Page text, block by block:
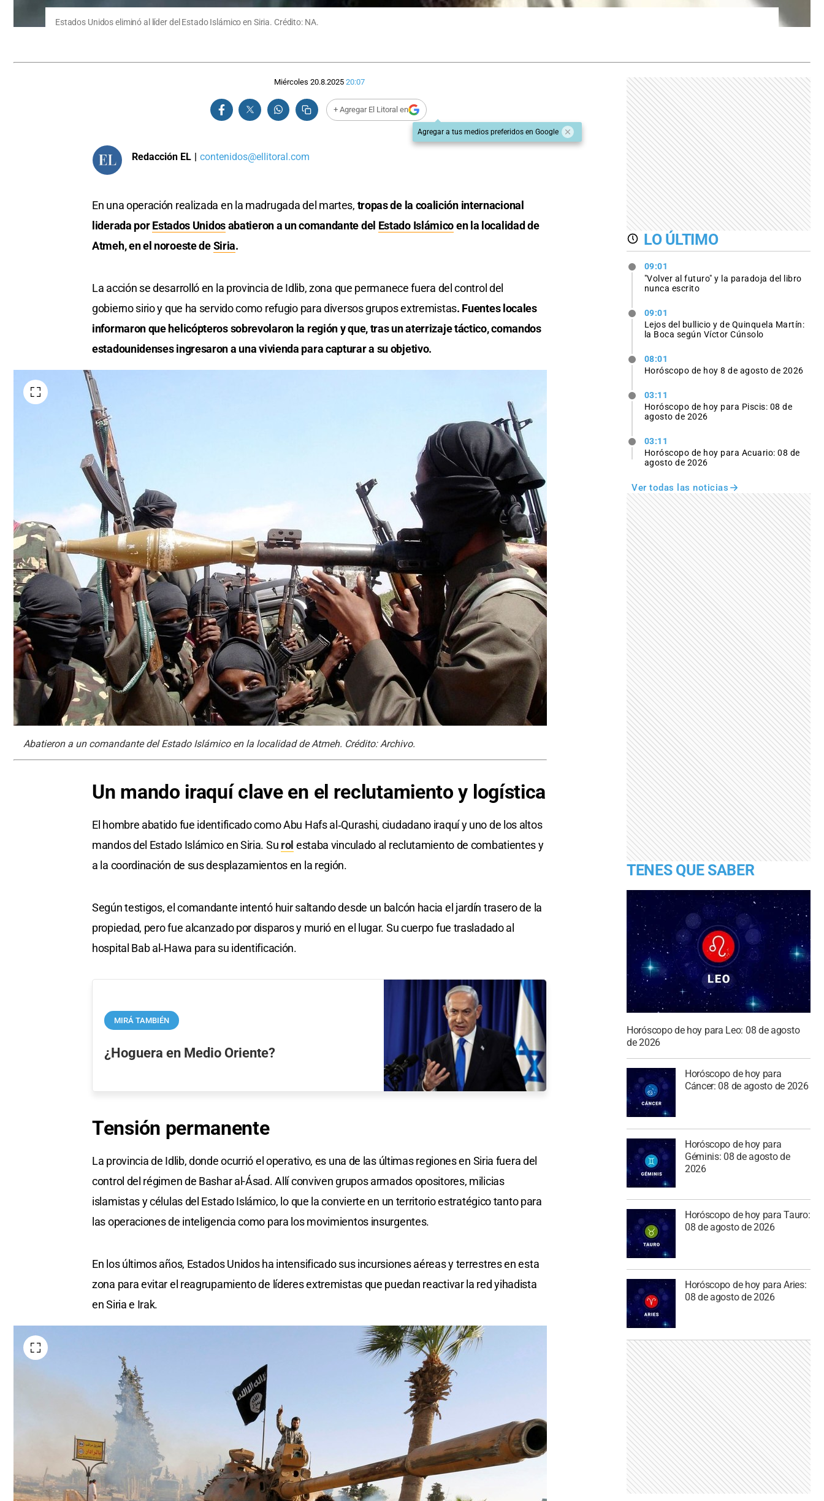
Estados Unidos eliminó al líder del Estado Islámico en Siria. Crédito: NA.
Miércoles 20.8.2025 20:07
+ Agregar El Litoral en
Agregar a tus medios preferidos en Google
Redacción EL | contenidos@ellitoral.com
En una operación realizada en la madrugada del martes, tropas de la coalición internacional
liderada porEstados Unidosabatieron a un comandante del Estado Islámicoen la localidad de
Atmeh, en el noroeste deSiria.
La acción se desarrolló en la provincia de Idlib, zona que permanece fuera del control del
gobierno sirio y que ha servido como refugio para diversos grupos extremistas. Fuentes locales
informaron que helicópteros sobrevolaron la región y que, tras un aterrizaje táctico, comandos
estadounidenses ingresaron a una vivienda para capturar a su objetivo.
Abatieron a un comandante del Estado Islámico en la localidad de Atmeh. Crédito: Archivo.
Un mando iraquí clave en el reclutamiento y logística
El hombre abatido fue identificado como Abu Hafs al‑Qurashi, ciudadano iraquí y uno de los altos
mandos del Estado Islámico en Siria. Su rol estaba vinculado al reclutamiento de combatientes y
a la coordinación de sus desplazamientos en la región.
Según testigos, el comandante intentó huir saltando desde un balcón hacia el jardín trasero de la
propiedad, pero fue alcanzado por disparos y murió en el lugar. Su cuerpo fue trasladado al
hospital Bab al‑Hawa para su identificación.
MIRÁ TAMBIÉN
¿Hoguera en Medio Oriente?
Tensión permanente
La provincia de Idlib, donde ocurrió el operativo, es una de las últimas regiones en Siria fuera del
control del régimen de Bashar al-Ásad. Allí conviven grupos armados opositores, milicias
islamistas y células del Estado Islámico, lo que la convierte en un territorio estratégico tanto para
las operaciones de inteligencia como para los movimientos insurgentes.
En los últimos años, Estados Unidos ha intensificado sus incursiones aéreas y terrestres en esta
zona para evitar el reagrupamiento de líderes extremistas que puedan reactivar la red yihadista
en Siria e Irak.
LO ÚLTIMO
09:01
"Volver al futuro" y la paradoja del libro
nunca escrito
09:01
Lejos del bullicio y de Quinquela Martín:
la Boca según Víctor Cúnsolo
08:01
Horóscopo de hoy 8 de agosto de 2026
03:11
Horóscopo de hoy para Piscis: 08 de
agosto de 2026
03:11
Horóscopo de hoy para Acuario: 08 de
agosto de 2026
Ver todas las noticias
TENES QUE SABER
Horóscopo de hoy para Leo: 08 de agosto
de 2026
Horóscopo de hoy para
Cáncer: 08 de agosto de 2026
Horóscopo de hoy para
Géminis: 08 de agosto de
2026
Horóscopo de hoy para Tauro:
08 de agosto de 2026
Horóscopo de hoy para Aries:
08 de agosto de 2026